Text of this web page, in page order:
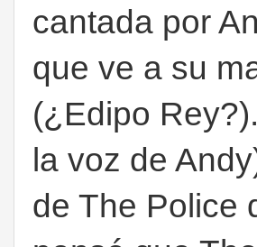
cantada por
que ve a su
(¿Edipo
la voz de
de The Police